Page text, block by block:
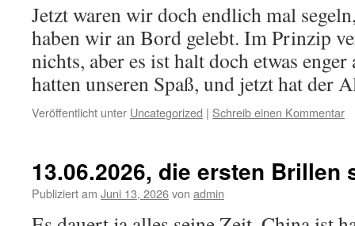
Jetzt waren wir doch endlich mal
haben wir an Bord gelebt. Im Prinzip
nichts, aber es ist halt doch etwas
hatten unseren Spaß, und jetzt hat
Veröffentlicht unter Uncategorized | Schreib einen Kommentar
13.06.2026, die ersten Brillen
Publiziert am Juni 13, 2026von admin